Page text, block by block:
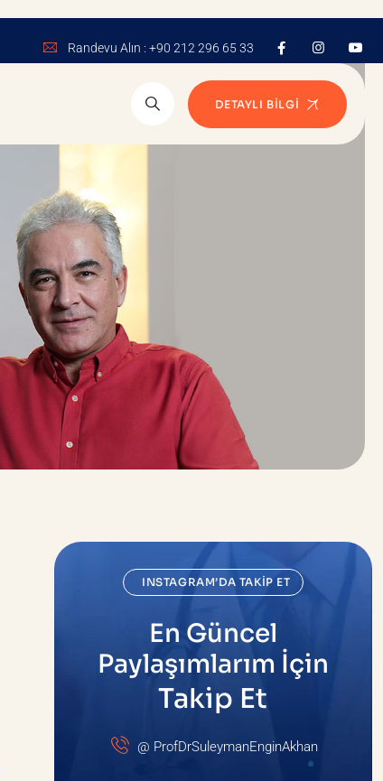
Randevu Alın : +90 212 296 65 33
DETAYLI BILGI
INSTAGRAM’DA TAKIP ET
En Güncel
Paylaşımlarım İçin
Takip Et
@ ProfDrSuleymanEnginAkhan